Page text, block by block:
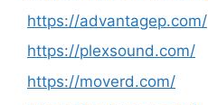
https://advantagep.com/
https://plexsound.com/
https://moverd.com/